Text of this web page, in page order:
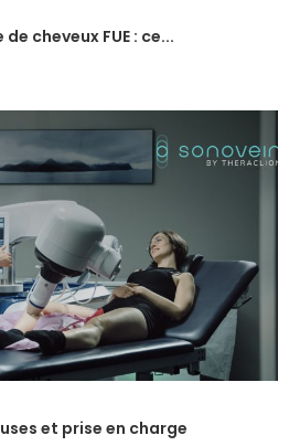
cheveux FUE : ce...
et prise en charge